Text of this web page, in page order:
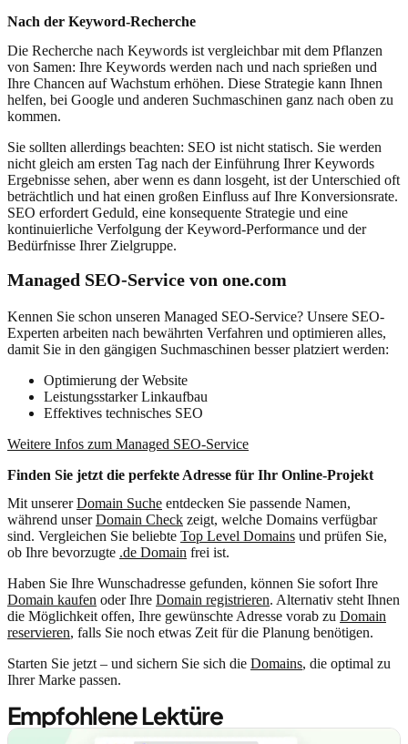
Nach der Keyword-Recherche
Die Recherche nach Keywords ist vergleichbar mit dem Pflanzen
von Samen: Ihre Keywords werden nach und nach sprießen und
Ihre Chancen auf Wachstum erhöhen. Diese Strategie kann Ihnen
helfen, bei Google und anderen Suchmaschinen ganz nach oben zu
kommen.
Sie sollten allerdings beachten: SEO ist nicht statisch. Sie werden
nicht gleich am ersten Tag nach der Einführung Ihrer Keywords
Ergebnisse sehen, aber wenn es dann losgeht, ist der Unterschied oft
beträchtlich und hat einen großen Einfluss auf Ihre Konversionsrate.
SEO erfordert Geduld, eine konsequente Strategie und eine
kontinuierliche Verfolgung der Keyword-Performance und der
Bedürfnisse Ihrer Zielgruppe.
Managed SEO-Service von one.com
Kennen Sie schon unseren Managed SEO-Service? Unsere SEO-
Experten arbeiten nach bewährten Verfahren und optimieren alles,
damit Sie in den gängigen Suchmaschinen besser platziert werden:
Optimierung der Website
Leistungsstarker Linkaufbau
Effektives technisches SEO
Weitere Infos zum Managed SEO-Service
Finden Sie jetzt die perfekte Adresse für Ihr Online‑Projekt
Mit unsererDomain Suche entdecken Sie passende Namen,
während unserDomain Check zeigt, welche Domains verfügbar
sind. Vergleichen Sie beliebte Top Level Domains und prüfen Sie,
ob Ihre bevorzugte .de Domain frei ist.
Haben Sie Ihre Wunschadresse gefunden, können Sie sofort Ihre
Domain kaufen oder Ihre Domain registrieren. Alternativ steht Ihnen
die Möglichkeit offen, Ihre gewünschte Adresse vorab zu Domain
reservieren, falls Sie noch etwas Zeit für die Planung benötigen.
Starten Sie jetzt – und sichern Sie sich die Domains, die optimal zu
Ihrer Marke passen.
Empfohlene Lektüre